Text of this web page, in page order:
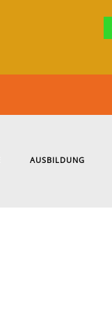
AUSBILDUNG